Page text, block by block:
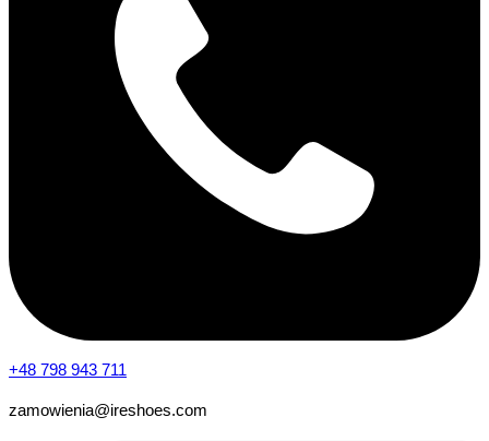
+48 798 943 711
zamowienia@ireshoes.com